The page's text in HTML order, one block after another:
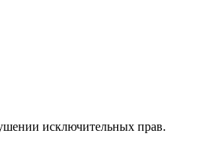
исключительных прав.